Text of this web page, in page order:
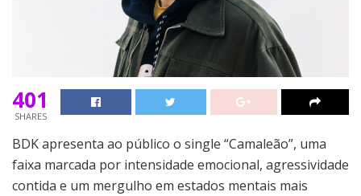
401
SHARES
BDK apresenta ao público o single “Camaleão”, uma
faixa marcada por intensidade emocional, agressividade
contida e um mergulho em estados mentais mais